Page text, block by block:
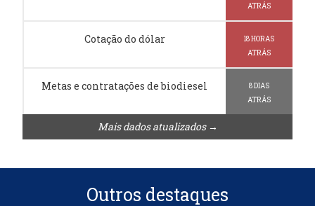
ATRÁS
Cotação do dólar
18 HORAS
ATRÁS
Metas e contratações de biodiesel
8 DIAS
ATRÁS
Mais dados atualizados →
Outros destaques